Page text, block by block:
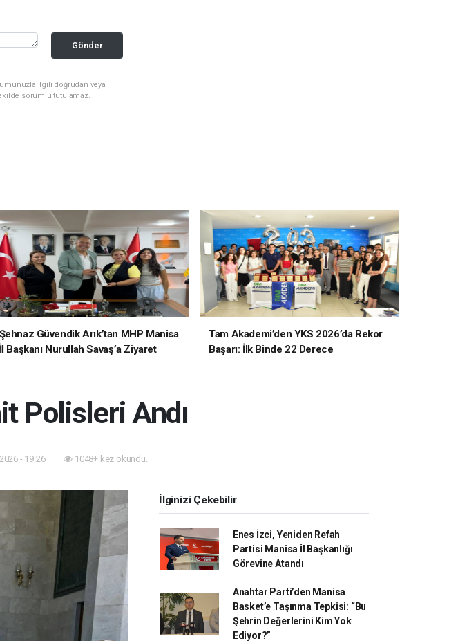
Gönder
ilgili doğrudan veya
sorumlu tutulamaz.
Şehnaz Güvendik Arık’tan MHP Manisa
İl Başkanı Nurullah Savaş’a Ziyaret
Tam Akademi’den YKS 2026’da Rekor
Başarı: İlk Binde 22 Derece
Polisleri Andı
- 19:26 1048+ kez okundu.
İlginizi Çekebilir
Enes İzci, Yeniden Refah
Partisi Manisa İl Başkanlığı
Görevine Atandı
Anahtar Parti’den Manisa
Basket’e Taşınma Tepkisi: “Bu
Şehrin Değerlerini Kim Yok
Ediyor?”